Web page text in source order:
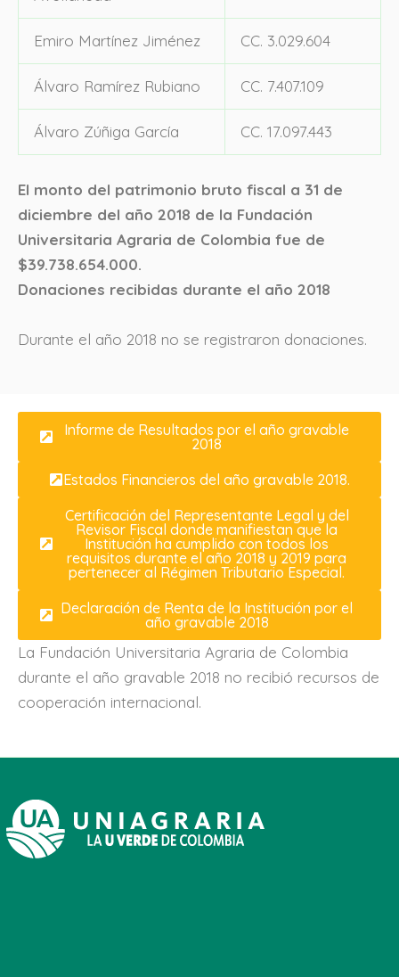
Emiro Martínez Jiménez CC. 3.029.604
Álvaro Ramírez Rubiano CC. 7.407.109
Álvaro Zúñiga García CC. 17.097.443
El monto del patrimonio bruto fiscal a 31 de
diciembre del año 2018 de la Fundación
Universitaria Agraria de Colombia fue de
$39.738.654.000.
Donaciones recibidas durante el año 2018
Durante el año 2018 no se registraron donaciones.
Informe de Resultados por el año gravable
2018
Estados Financieros del año gravable 2018.
Certificación del Representante Legal y del
Revisor Fiscal donde manifiestan que la
Institución ha cumplido con todos los
requisitos durante el año 2018 y 2019 para
pertenecer al Régimen Tributario Especial.
Declaración de Renta de la Institución por el
año gravable 2018
La Fundación Universitaria Agraria de Colombia
durante el año gravable 2018 no recibió recursos de
cooperación internacional.